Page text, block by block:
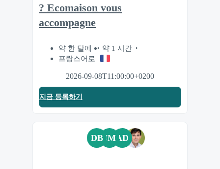
? Ecomaison vous
accompagne
약 한 달에
약 1 시간
프랑스어로
2026-09-08T11:00:00+0200
지금 등록하기
DB JM AD